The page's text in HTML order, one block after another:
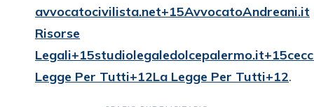
avvocatocivilista.net+15AvvocatoAndreani.it
Risorse
Legali+15studiolegaledolcepalermo.it+15
Legge Per Tutti+12La Legge Per Tutti+12.